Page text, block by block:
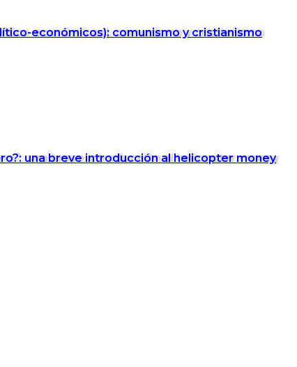
económicos): comunismo y cristianismo
una breve introducción al helicopter money